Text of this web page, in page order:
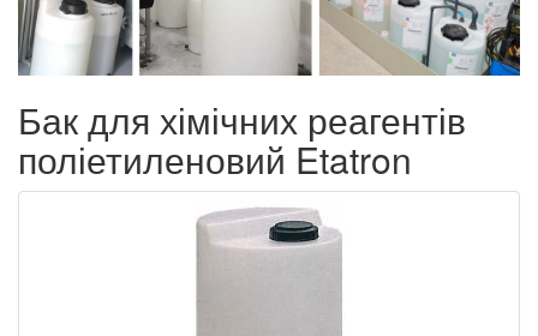
Бак для хімічних реагентів
поліетиленовий Etatron